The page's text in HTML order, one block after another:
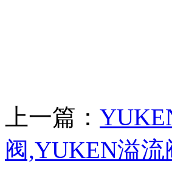
上一篇：
阀,YUKEN溢流